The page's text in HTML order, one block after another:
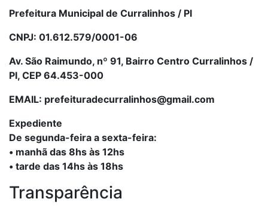
Prefeitura Municipal de Curralinhos / PI
CNPJ: 01.612.579/0001-06
Av. São Raimundo, nº 91, Bairro Centro Curralinhos /
PI, CEP 64.453-000
EMAIL: prefeituradecurralinhos@gmail.com
Expediente
De segunda-feira a sexta-feira:
• manhã das 8hs às 12hs
• tarde das 14hs às 18hs
Transparência